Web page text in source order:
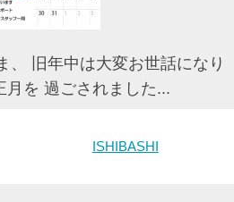
旧年中は大変お世話になり
を 過ごされました...
ISHIBASHI